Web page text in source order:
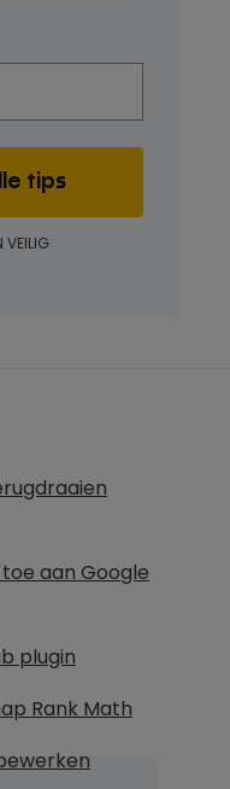
VEILIG
aan Google
plugin
Rank Math